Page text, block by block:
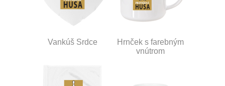
Vankúš Srdce
Hrnček s farebným
vnútrom